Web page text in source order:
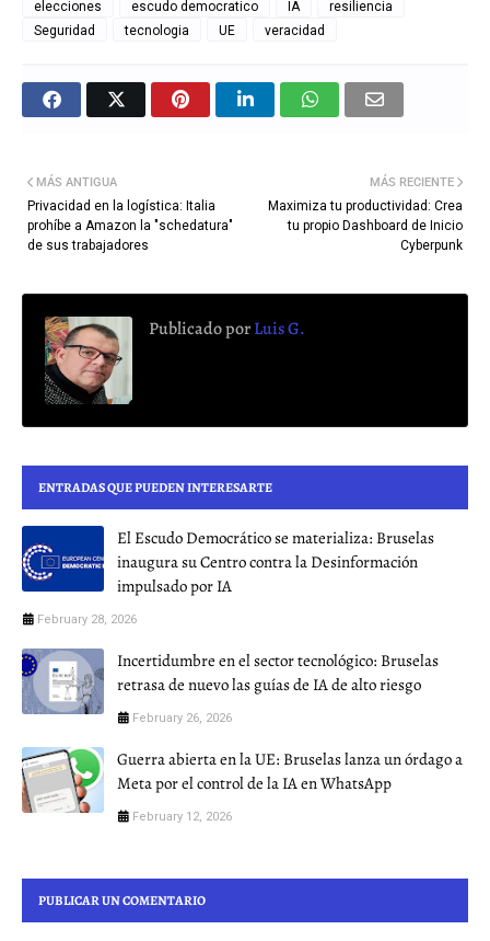
elecciones escudo democratico IA
resiliencia
Seguridad
tecnologia UE veracidad
MÁS RECIENTE
Maximiza tu productividad: Crea
tu propio Dashboard de Inicio
Cyberpunk
MÁS ANTIGUA
Privacidad en la logística: Italia
prohíbe a Amazon la "schedatura"
de sus trabajadores
Publicado porLuis G.
ENTRADAS QUE PUEDEN INTERESARTE
El Escudo Democrático se materializa: Bruselas
inaugura su Centro contra la Desinformación
impulsado por IA
February 28, 2026
Incertidumbre en el sector tecnológico: Bruselas
retrasa de nuevo las guías de IA de alto riesgo
February 26, 2026
Guerra abierta en la UE: Bruselas lanza un órdago a
Meta por el control de la IA en WhatsApp
February 12, 2026
PUBLICAR UN COMENTARIO